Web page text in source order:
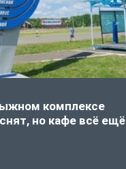
комплексе
но кафе всё